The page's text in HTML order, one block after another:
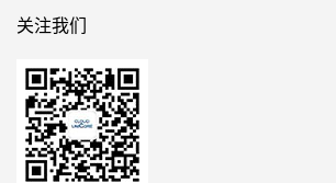
关注我们